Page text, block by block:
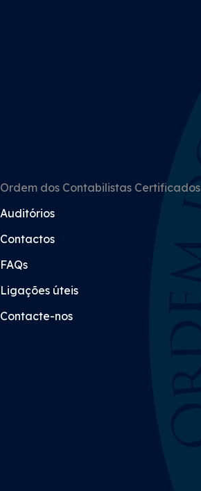
Ordem dos Contabilistas Certificados
Auditórios
Contactos
FAQs
Ligações úteis
Contacte-nos